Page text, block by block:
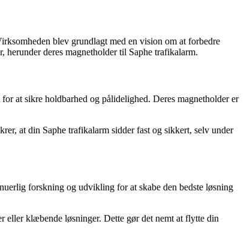
blev grundlagt med en vision om at forbedre
deres magnetholder til Saphe trafikalarm.
at sikre holdbarhed og pålidelighed. Deres magnetholder er
at din Saphe trafikalarm sidder fast og sikkert, selv under
forskning og udvikling for at skabe den bedste løsning
eller klæbende løsninger. Dette gør det nemt at flytte din